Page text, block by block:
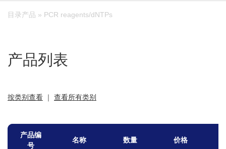
目录产品 » PCR reagents/dNTPs
产品列表
按类别查看 ｜ 查看所有类别
产品编
号
名称 数量 价格